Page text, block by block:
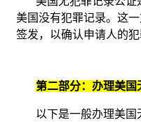
美国没有犯罪记录。这
签发，以确认申请人的犯
第二部分：办理美国
以下是一般办理美国